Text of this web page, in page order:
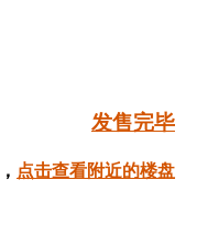
发售完毕
， 点击查看附近的楼盘